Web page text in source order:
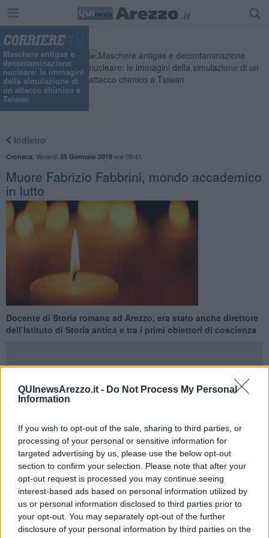
QUInewsArezzo.it - Do Not Process My Personal
Information
If you wish to opt-out of the sale, sharing to third parties, or
processing of your personal or sensitive information for
targeted advertising by us, please use the below opt-out
section to confirm your selection. Please note that after your
opt-out request is processed you may continue seeing
interest-based ads based on personal information utilized by
us or personal information disclosed to third parties prior to
your opt-out. You may separately opt-out of the further
disclosure of your personal information by third parties on the
Maschere antigas e
decontaminazione
nucleare: le immagini
della simulazione di
un attacco chimico a
Taiwan
Indietro
Cronaca Venerdì 25 Gennaio 2019ore 09:41
Muore Fabrizio Fabbrini, mondo accademico
in lutto
Docente di Storia romana ad Arezzo, era stato anche direttore
dell’Istituto di Storia antica e tra i primi obiettori di coscienza
SIENA —Mondo accademico in lutto per la scomparsa del
internazionale per la riconciliazionee tra i primi obiettori di
coscienza italiani.
Docente di Storia romana ad Arezzo, prima nella facoltà di
Magistero (fin dalla sua istituzione) e poi in quella di Lettere e
Filosofia, Fabbrini era stato anche direttore dell’Istituto di Storia
antica per oltre venticinque anni e presidente del Corso di laurea in
Lettere. Studioso di storia greca e romana, aveva dedicato
attenzione anche all’epoca moderna: tra gli ultimi volumi pubblicati
ricordiamo quelli sui Giochi olimpici antichi e moderni, su Piero della